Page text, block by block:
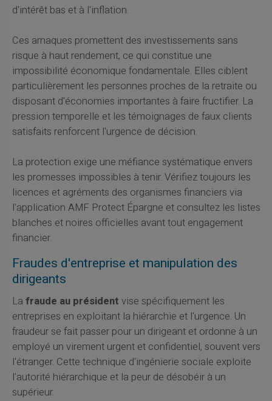
d'intérêt bas et à l'inflation.
Ces arnaques promettent des investissements sans
risque à haut rendement, ce qui constitue une
impossibilité économique fondamentale. Elles ciblent
particulièrement les personnes proches de la retraite ou
disposant d'économies importantes à faire fructifier. La
pression temporelle et les témoignages de faux clients
satisfaits renforcent l'urgence de décision.
La protection exige une méfiance systématique envers
les promesses impossibles à tenir. Vérifiez toujours les
licences et agréments des organismes financiers via
l'application AMF Protect Épargne et consultez les listes
blanches et noires officielles avant tout engagement
financier.
Fraudes d'entreprise et manipulation des
dirigeants
La fraude au président vise spécifiquement les
entreprises en exploitant la hiérarchie et l'urgence. Un
fraudeur se fait passer pour un dirigeant et ordonne à un
employé un virement urgent et confidentiel, souvent vers
l'étranger. Cette technique d'ingénierie sociale exploite
l'autorité hiérarchique et la peur de désobéir à un
supérieur.